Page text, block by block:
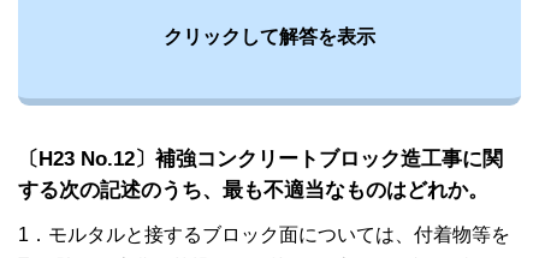
クリックして解答を表示
〔H23 No.12〕補強コンクリートブロック造工事に関
する次の記述のうち、最も不適当なものはどれか。
1．モルタルと接するブロック面については、付着物等を